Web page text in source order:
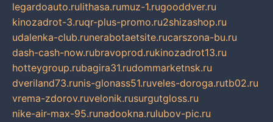
legardoauto.rulithasa.rumuz-1.rugooddver.ru
kinozadrot-3.ruqr-plus-promo.ru2shizashop.ru
udalenka-club.runerabotaetsite.rucarszona-bu.ru
dash-cash-now.rubravoprod.rukinozadrot13.ru
hotteygroup.rubagira31.rudommarketnsk.ru
dveriland73.runis-glonass51.ruveles-doroga.rutb02.ru
vrema-zdorov.ruvelonik.rusurgutgloss.ru
nike-air-max-95.runadookna.rulubov-pic.ru